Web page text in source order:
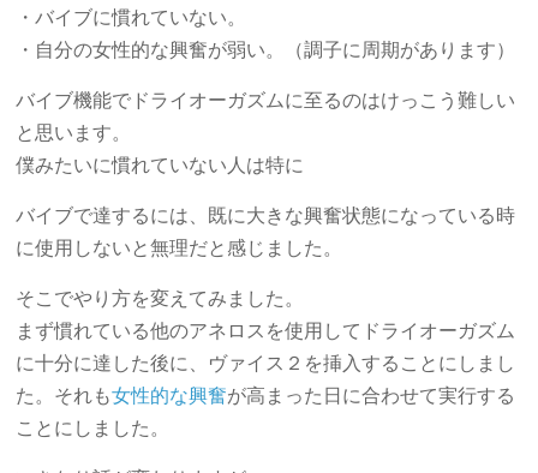
・バイブに慣れていない。
・自分の女性的な興奮が弱い。（調子に周期があります）
バイブ機能でドライオーガズムに至るのはけっこう難しい
と思います。
僕みたいに慣れていない人は特に
バイブで達するには、既に大きな興奮状態になっている時
に使用しないと無理だと感じました。
そこでやり方を変えてみました。
まず慣れている他のアネロスを使用してドライオーガズム
に十分に達した後に、ヴァイス２を挿入することにしまし
た。それも女性的な興奮が高まった日に合わせて実行する
ことにしました。